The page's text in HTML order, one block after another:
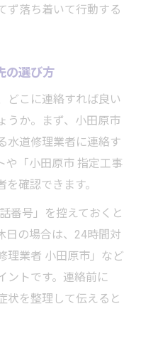
容とサポート体制
水廻り修理時の注
用した費用節約術
理由とは
り修理で信頼され
ず落ち着いて行動する
の選び方
どこに連絡すれば良い
うか。まず、小田原市
水道修理業者に連絡す
や「小田原市 指定工事
確認できます。
番号」を控えておくと
日の場合は、24時間対
理業者 小田原市」など
ントです。連絡前に
状を整理して伝えると